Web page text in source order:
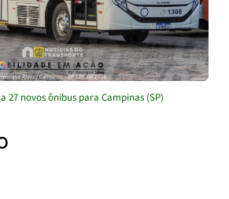
27 novos ônibus para Campinas (SP)